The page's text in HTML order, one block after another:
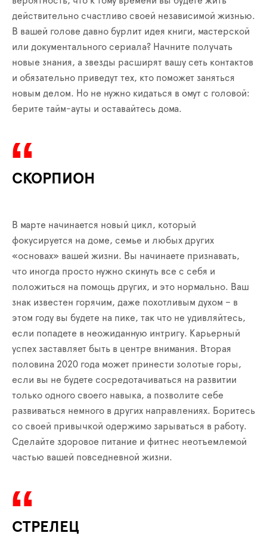
действительно счастливо своей независимой жизнью.
В вашей голове давно бурлит идея книги, мастерской
или документального сериала? Начните получать
новые знания, а звезды расширят вашу сеть контактов
и обязательно приведут тех, кто поможет заняться
новым делом. Но не нужно кидаться в омут с головой:
берите тайм-ауты и оставайтесь дома.
СКОРПИОН
В марте начинается новый цикл, который
фокусируется на доме, семье и любых других
«основах» вашей жизни. Вы начинаете признавать,
что иногда просто нужно скинуть все с себя и
положиться на помощь других, и это нормально. Ваш
знак известен горячим, даже похотливым духом – в
этом году вы будете на пике, так что не удивляйтесь,
если попадете в неожиданную интригу. Карьерный
успех заставляет быть в центре внимания. Вторая
половина 2020 года может принести золотые горы,
если вы не будете сосредотачиваться на развитии
только одного своего навыка, а позволите себе
развиваться немного в других направлениях. Боритесь
со своей привычкой одержимо зарываться в работу.
Сделайте здоровое питание и фитнес неотъемлемой
частью вашей повседневной жизни.
СТРЕЛЕЦ